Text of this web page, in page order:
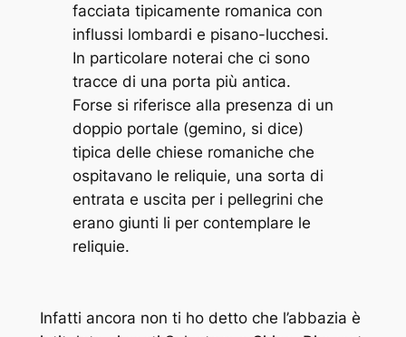
facciata tipicamente romanica con
influssi lombardi e pisano-lucchesi.
In particolare noterai che ci sono
tracce di una porta più antica.
Forse si riferisce alla presenza di un
doppio portale (gemino, si dice)
tipica delle chiese romaniche che
ospitavano le reliquie, una sorta di
entrata e uscita per i pellegrini che
erano giunti li per contemplare le
reliquie.
Infatti ancora non ti ho detto che l’abbazia è